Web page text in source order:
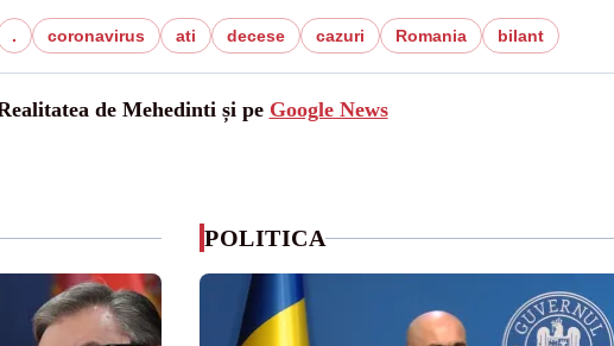
. coronavirus ati decese cazuri Romania bilant
de Mehedinti și pe Google News
POLITICA